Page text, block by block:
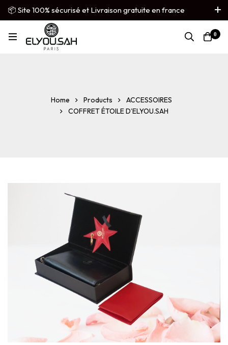
📦 Site 100% sécurisé et Livraison gratuite en france
métropolitaine
French ▼
0
Home Products
ACCESSOIRES
COFFRET ÉTOILE D’ELYOU.SAH